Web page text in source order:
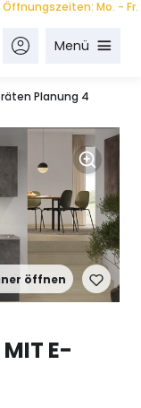
Mo. - Fr.
Menü
Planung 4
öffnen
E-